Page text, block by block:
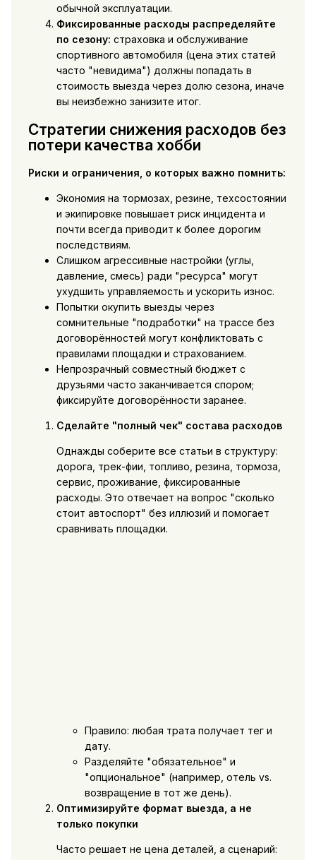
обычной эксплуатации.
Фиксированные расходы распределяйте
по сезону: страховка и обслуживание
спортивного автомобиля (цена этих статей
часто "невидима") должны попадать в
стоимость выезда через долю сезона, иначе
вы неизбежно занизите итог.
Стратегии снижения расходов без
потери качества хобби
Риски и ограничения, о которых важно помнить:
Экономия на тормозах, резине, техсостоянии
и экипировке повышает риск инцидента и
почти всегда приводит к более дорогим
последствиям.
Слишком агрессивные настройки (углы,
давление, смесь) ради "ресурса" могут
ухудшить управляемость и ускорить износ.
Попытки окупить выезды через
сомнительные "подработки" на трассе без
договорённостей могут конфликтовать с
правилами площадки и страхованием.
Непрозрачный совместный бюджет с
друзьями часто заканчивается спором;
фиксируйте договорённости заранее.
Сделайте "полный чек" состава расходов
Однажды соберите все статьи в структуру:
дорога, трек-фии, топливо, резина, тормоза,
сервис, проживание, фиксированные
расходы. Это отвечает на вопрос "сколько
стоит автоспорт" без иллюзий и помогает
сравнивать площадки.
Правило: любая трата получает тег и
дату.
Разделяйте "обязательное" и
"опциональное" (например, отель vs.
возвращение в тот же день).
Оптимизируйте формат выезда, а не
только покупки
Часто решает не цена деталей, а сценарий: